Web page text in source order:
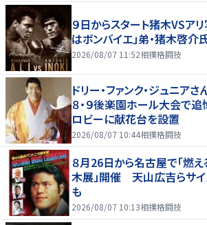
９日からスタート猪木VSア
はボンバイエ」弟・猪木啓
2026/08/07 11:52相撲格闘技
ドリー・ファンク・ジュニアさ
８・９後楽園ホール大会で
ロビーに献花台を設置
2026/08/07 10:44相撲格闘技
８月26日から名古屋で「燃
木展」開催 天山広吉らサイ
も
2026/08/07 10:13相撲格闘技